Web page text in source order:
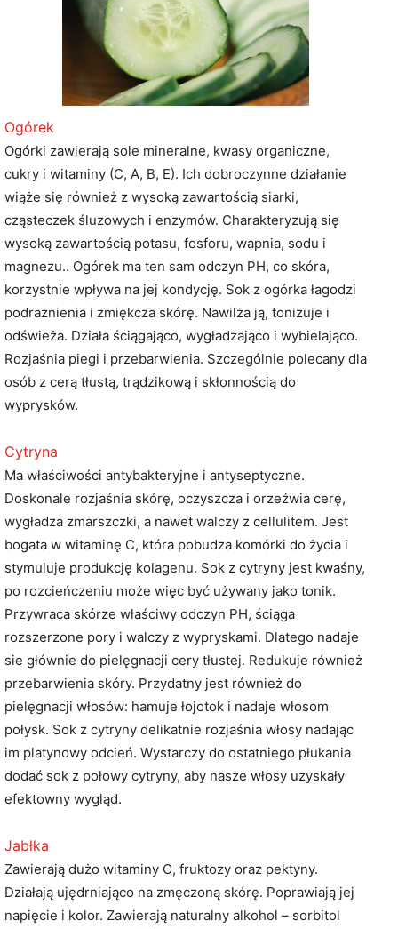
Ogórek
Ogórki zawierają sole mineralne, kwasy organiczne,
cukry i witaminy (C, A, B, E). Ich dobroczynne działanie
wiąże się również z wysoką zawartością siarki,
cząsteczek śluzowych i enzymów. Charakteryzują się
wysoką zawartością potasu, fosforu, wapnia, sodu i
magnezu.. Ogórek ma ten sam odczyn PH, co skóra,
korzystnie wpływa na jej kondycję. Sok z ogórka łagodzi
podrażnienia i zmiękcza skórę. Nawilża ją, tonizuje i
odświeża. Działa ściągająco, wygładzająco i wybielająco.
Rozjaśnia piegi i przebarwienia. Szczególnie polecany dla
osób z cerą tłustą, trądzikową i skłonnością do
wyprysków.
Cytryna
Ma właściwości antybakteryjne i antyseptyczne.
Doskonale rozjaśnia skórę, oczyszcza i orzeźwia cerę,
wygładza zmarszczki, a nawet walczy z cellulitem. Jest
bogata w witaminę C, która pobudza komórki do życia i
stymuluje produkcję kolagenu. Sok z cytryny jest kwaśny,
po rozcieńczeniu może więc być używany jako tonik.
Przywraca skórze właściwy odczyn PH, ściąga
rozszerzone pory i walczy z wypryskami. Dlatego nadaje
sie głównie do pielęgnacji cery tłustej. Redukuje również
przebarwienia skóry. Przydatny jest również do
pielęgnacji włosów: hamuje łojotok i nadaje włosom
połysk. Sok z cytryny delikatnie rozjaśnia włosy nadając
im platynowy odcień. Wystarczy do ostatniego płukania
dodać sok z połowy cytryny, aby nasze włosy uzyskały
efektowny wygląd.
Jabłka
Zawierają dużo witaminy C, fruktozy oraz pektyny.
Działają ujędrniająco na zmęczoną skórę. Poprawiają jej
napięcie i kolor. Zawierają naturalny alkohol – sorbitol